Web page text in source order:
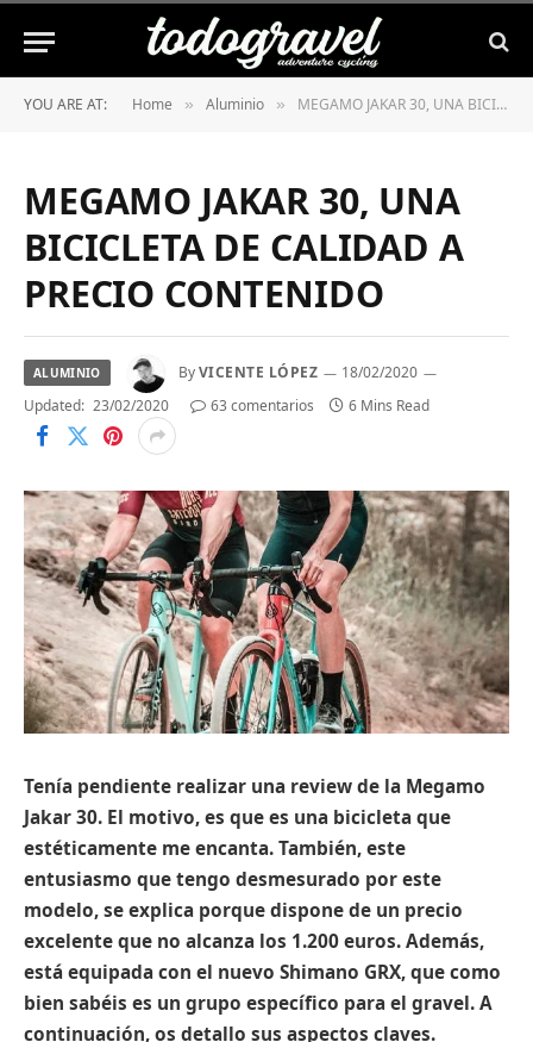
YOU ARE AT: Home » Aluminio » MEGAMO JAKAR 30, UNA BICICLETA DE CALIDAD A PRECIO CONTENIDO
MEGAMO JAKAR 30, UNA
BICICLETA DE CALIDAD A
PRECIO CONTENIDO
ALUMINIO ByVICENTE LÓPEZ
18/02/2020
Updated: 23/02/2020 63 comentarios 6 Mins Read
Tenía pendiente realizar una review de la Megamo
Jakar 30. El motivo, es que es una bicicleta que
estéticamente me encanta. También, este
entusiasmo que tengo desmesurado por este
modelo, se explica porque dispone de un precio
excelente que no alcanza los 1.200 euros. Además,
está equipada con el nuevo Shimano GRX, que como
bien sabéis es un grupo específico para el gravel. A
continuación, os detallo sus aspectos claves.